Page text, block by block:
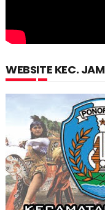
WEBSITE KEC.